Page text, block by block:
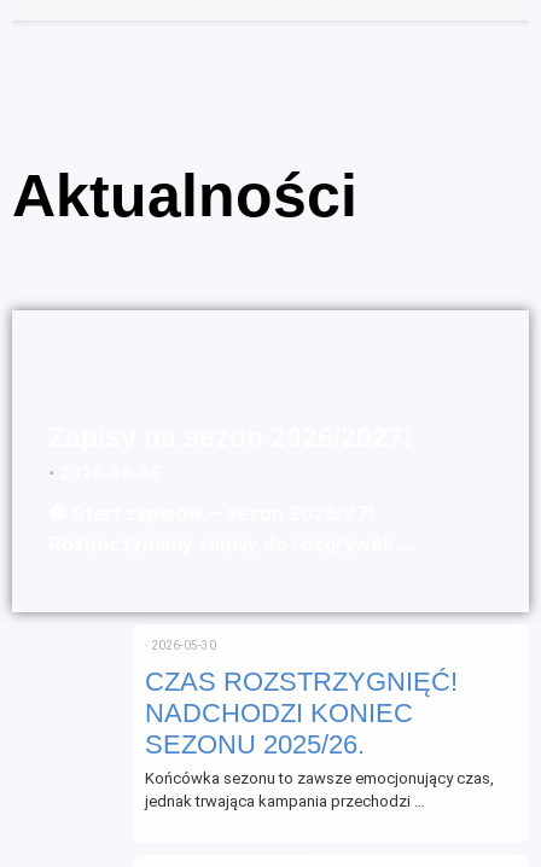
Aktualności
⋅
CZAS ROZSTRZYGNIĘĆ!
NADCHODZI KONIEC
SEZONU 2025/26.
⋅ 2026-05-30
Końcówka sezonu to zawsze emocjonujący czas,
jednak trwająca kampania przechodzi …